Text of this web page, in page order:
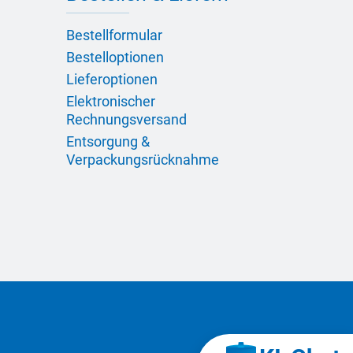
Bestellformular
Bestelloptionen
Lieferoptionen
Elektronischer
Rechnungsversand
Entsorgung &
Verpackungsrücknahme